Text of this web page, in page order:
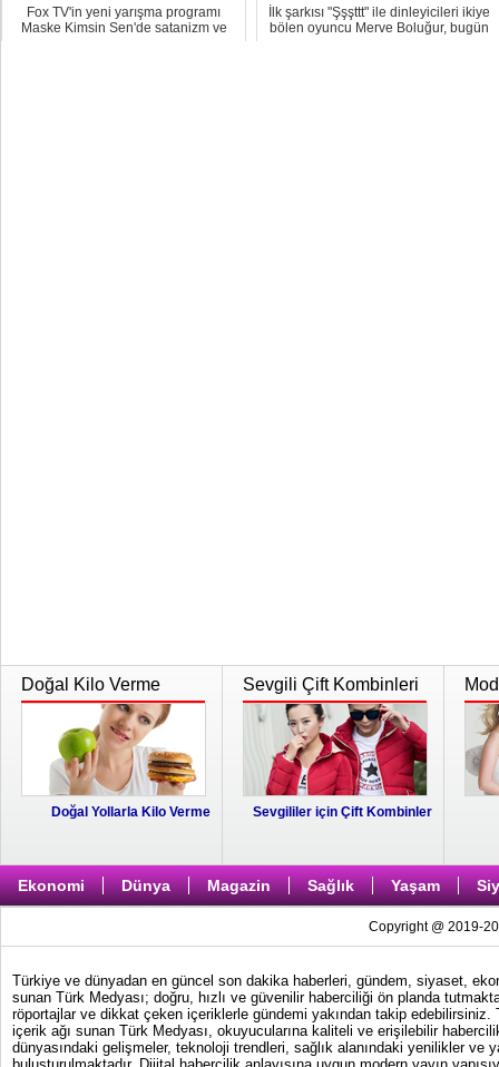
Fox TV'in yeni yarışma programı
Maske Kimsin Sen'de satanizm ve
İlk şarkısı "Şşşttt" ile dinleyicileri ikiye
bölen oyuncu Merve Boluğur, bugün
Doğal Kilo Verme
Doğal Yollarla Kilo Verme
Sevgili Çift Kombinleri
Sevgililer için Çift Kombinler
Ekonomi Dünya Magazin Sağlık Yaşam
Copyright @ 2019-
Türkiye ve dünyadan en güncel son dakika haberleri, gündem, siyaset,
sunan Türk Medyası; doğru, hızlı ve güvenilir haberciliği ön planda
röportajlar ve dikkat çeken içeriklerle gündemi yakından takip
içerik ağı sunan Türk Medyası, okuyucularına kaliteli ve erişilebilir
dünyasındaki gelişmeler, teknoloji trendleri, sağlık alanındaki yenilikler